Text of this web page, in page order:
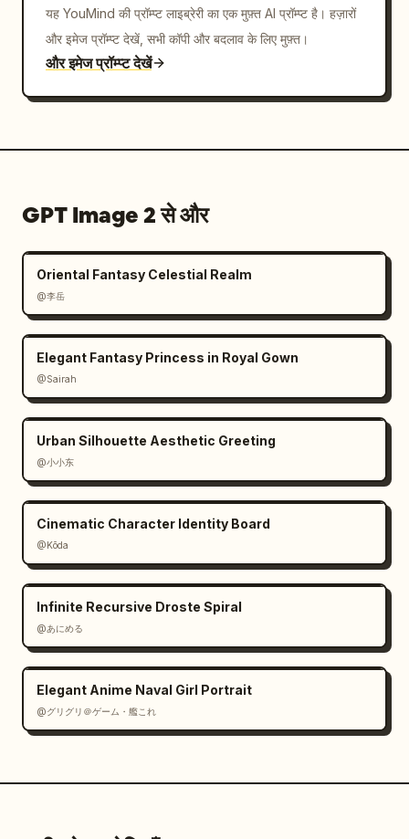
यह YouMind की प्रॉम्प्ट लाइब्रेरी का एक मुफ़्त AI प्रॉम्प्ट है। हज़ारों
और इमेज प्रॉम्प्ट देखें, सभी कॉपी और बदलाव के लिए मुफ़्त।
और इमेज प्रॉम्प्ट देखें
GPT Image 2 से और
Oriental Fantasy Celestial Realm
@李岳
Elegant Fantasy Princess in Royal Gown
@Sairah
Urban Silhouette Aesthetic Greeting
@小小东
Cinematic Character Identity Board
@Kōda
Infinite Recursive Droste Spiral
@あにめる
Elegant Anime Naval Girl Portrait
@グリグリ＠ゲーム・艦これ